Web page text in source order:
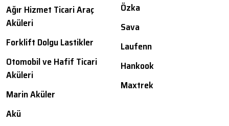
Ağır Hizmet Ticari Araç
Aküleri
Forklift Dolgu Lastikler
Otomobil ve Hafif Ticari
Aküleri
Marin Aküler
Akü
Özka
Sava
Laufenn
Hankook
Maxtrek